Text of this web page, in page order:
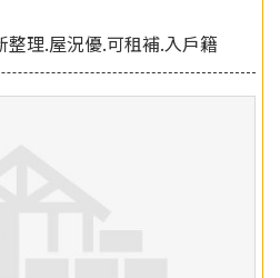
整理.屋況優.可租補.入戶籍